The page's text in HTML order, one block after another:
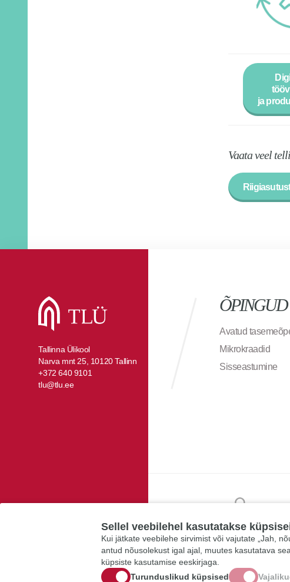
ja
Vaata veel
Tallinna Ülikool
Narva mnt 25, 10120 Tallinn
+372 640 9101
tlu@tlu.ee
ÕPINGUD
Avatud
Mikrokraadid
Sisseastumine
Sellel veebilehel kasutatakse
Kui jätkate veebilehe sirvimist või vajutate „Jah,
antud nõusolekust igal ajal, muutes kasutatava
küpsiste kasutamise eeskirjaga.
Turunduslikud küpsised